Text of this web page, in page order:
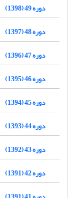
دوره 49 (1398)
دوره 48 (1397)
دوره 47 (1396)
دوره 46 (1395)
دوره 45 (1394)
دوره 44 (1393)
دوره 43 (1392)
دوره 42 (1391)